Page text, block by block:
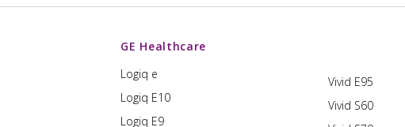
GE Healthcare
Logiq e
Logiq E10
Logiq E9
Vivid E95
Vivid S60